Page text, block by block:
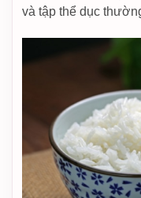
và tập thể dục